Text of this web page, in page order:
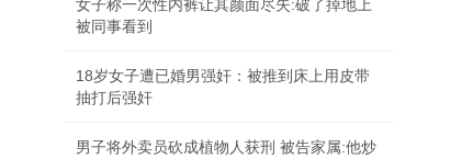
女子称一次性内裤让其颜面尽失:破了掉地上
被同事看到
18岁女子遭已婚男强奸：被推到床上用皮带
抽打后强奸
男子将外卖员砍成植物人获刑 被告家属:他炒